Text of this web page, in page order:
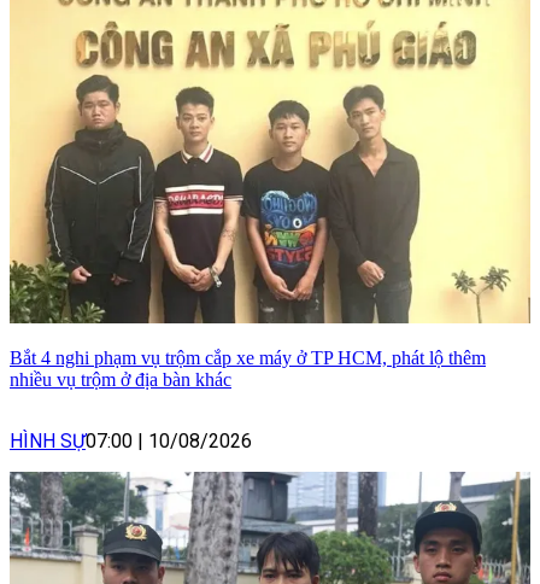
Bắt 4 nghi phạm vụ trộm cắp xe máy ở TP HCM, phát lộ thêm
nhiều vụ trộm ở địa bàn khác
HÌNH SỰ07:00 10/08/2026